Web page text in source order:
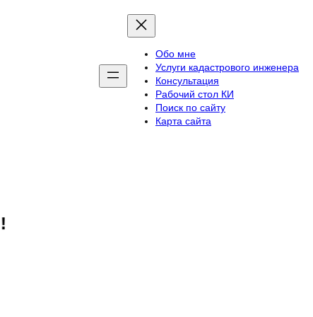
Обо мне
Услуги кадастрового инженера
Консультация
Рабочий стол КИ
Поиск по сайту
Карта сайта